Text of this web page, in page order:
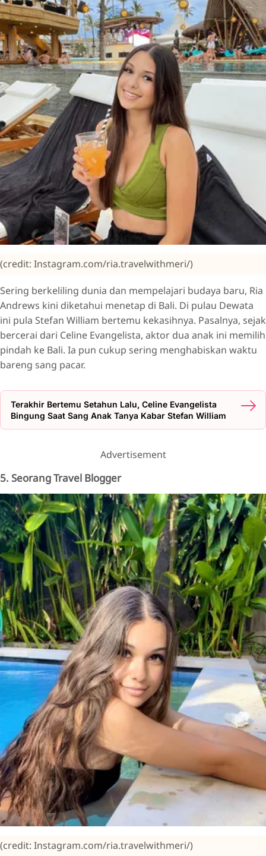
(credit: Instagram.com/ria.travelwithmeri/)
Sering berkeliling dunia dan mempelajari budaya baru, Ria
Andrews kini diketahui menetap di Bali. Di pulau Dewata
ini pula Stefan William bertemu kekasihnya. Pasalnya, sejak
bercerai dari Celine Evangelista, aktor dua anak ini memilih
pindah ke Bali. Ia pun cukup sering menghabiskan waktu
bareng sang pacar.
Terakhir Bertemu Setahun Lalu, Celine Evangelista
Bingung Saat Sang Anak Tanya Kabar Stefan William
Advertisement
5. Seorang Travel Blogger
(credit: Instagram.com/ria.travelwithmeri/)